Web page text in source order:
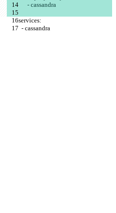
      - cassandra
services:
  - cassandra